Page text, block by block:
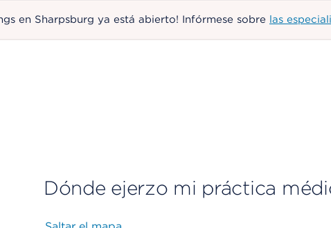
en Sharpsburg ya está abierto! Infórmese sobre las
Dónde ejerzo mi práctica